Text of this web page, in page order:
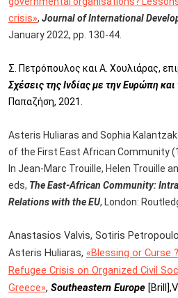
crisis», Journal of International
January 2022, pp. 130-44.
Σ. Πετρόπουλος και Α. Χουλιάρας,
Σχέσεις της Ινδίας με την Ευρώπη
Παπαζήση, 2021.
Asteris Huliaras and Sophia
of the First East African Community
In Jean-Marc Trouille, Helen Trouille
eds, The East-African Community:
Relations with the EU, London:
Αnastasios Valvis, Sotiris
Asteris Huliaras, «Blessing or Curse
Refugee Crisis on Organized Civil
Greece», Southeastern Europe